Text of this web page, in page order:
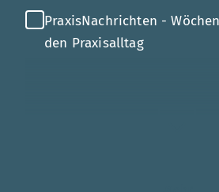
PraxisNachrichten -
den Praxisalltag